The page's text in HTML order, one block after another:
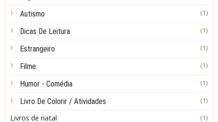
Autismo (1)
Dicas De Leitura (1)
Estrangeiro (1)
Filme (1)
Humor - Comédia (1)
Livro De Colorir / Atividades (1)
Livros de natal (1)